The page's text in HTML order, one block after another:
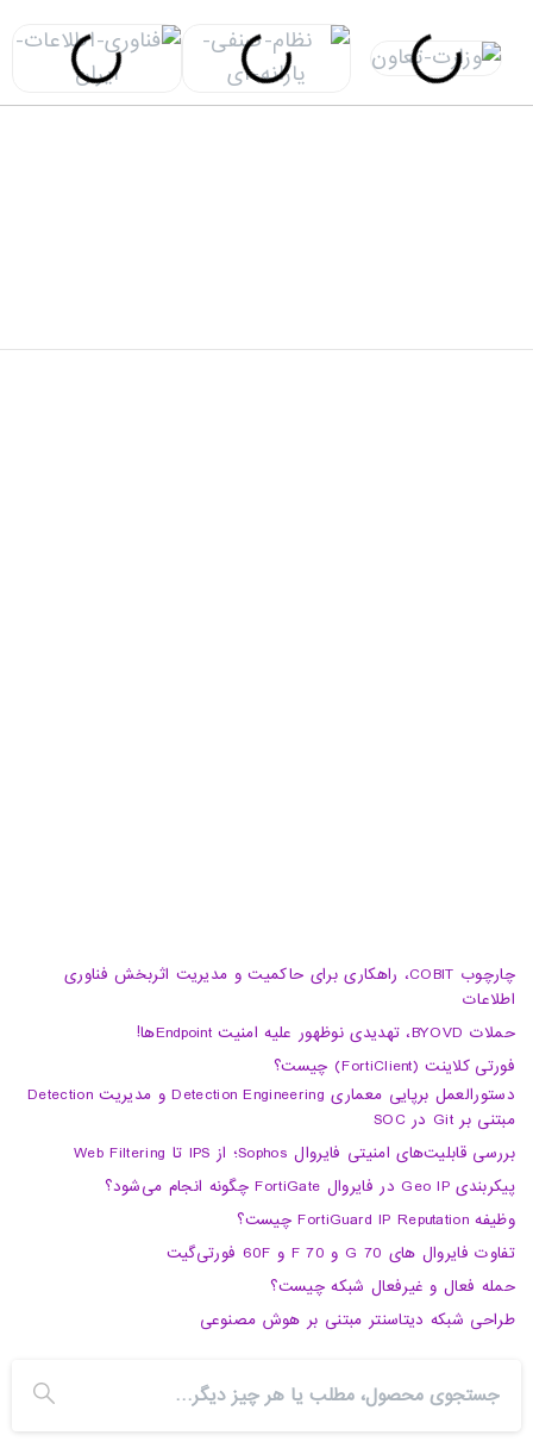
چارچوب COBIT، راهکاری برای حاکمیت و مدیریت اثربخش فناوری
اطلاعات
حملات BYOVD، تهدیدی نوظهور علیه امنیت Endpointها!
فورتی کلاینت (FortiClient) چیست؟
دستورالعمل برپایی معماری Detection Engineering و مدیریت Detection
مبتنی بر Git در SOC
بررسی قابلیت‌های امنیتی فایروال Sophos؛ از IPS تا Web Filtering
پیکربندی Geo IP در فایروال FortiGate چگونه انجام می‌شود؟
وظیفه FortiGuard IP Reputation چیست؟
تفاوت فایروال های 70 G و 70 F و 60F فورتی‌گیت
حمله فعال و غیرفعال شبکه چیست؟
طراحی شبکه دیتاسنتر مبتنی بر هوش مصنوعی